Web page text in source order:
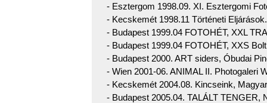
- Esztergom 1998.09. XI. Esztergomi
- Kecskemét 1998.11 Történeti
- Budapest 1999.04 FOTOHÉT, XXL
- Budapest 1999.04 FOTOHÉT, XXS
- Budapest 2000. ART siders, Óbudai
- Wien 2001-06. ANIMAL II. Photogaleri
- Kecskemét 2004.08. Kincseink,
- Budapest 2005.04. TALÁLT TENGER,